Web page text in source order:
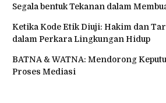
Segala bentuk Tekanan dalam
Ketika Kode Etik Diuji: Hakim dan
dalam Perkara Lingkungan Hidup
BATNA & WATNA: Mendorong
Proses Mediasi